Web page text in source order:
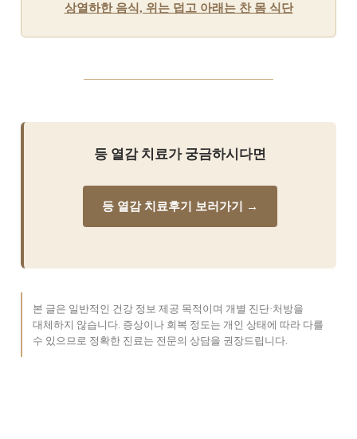
상열하한 음식, 위는 덥고 아래는 찬 몸 식단
등 열감 치료가 궁금하시다면
등 열감 치료후기 보러가기 →
본 글은 일반적인 건강 정보 제공 목적이며 개별 진단·처방을
대체하지 않습니다. 증상이나 회복 정도는 개인 상태에 따라 다를
수 있으므로 정확한 진료는 전문의 상담을 권장드립니다.